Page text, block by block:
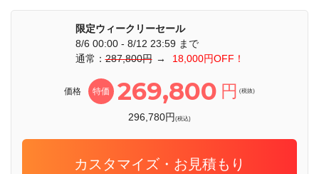
限定ウィークリーセール
8/6 00:00 - 8/12 23:59 まで
通常：287,800円 → 18,000円OFF！
価格 特価 269,800 円 (税抜)
296,780円(税込)
カスタマイズ・お見積もり